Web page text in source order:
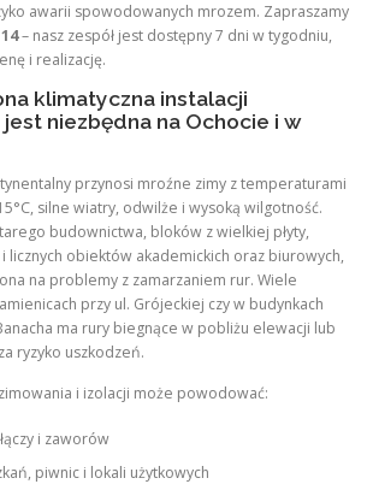
awarii spowodowanych mrozem. Zapraszamy
– nasz zespół jest dostępny 7 dni w tygodniu,
i realizację.
klimatyczna instalacji
niezbędna na Ochocie i w
przynosi mroźne zimy z temperaturami
silne wiatry, odwilże i wysoką wilgotność.
budownictwa, bloków z wielkiej płyty,
licznych obiektów akademickich oraz biurowych,
na problemy z zamarzaniem rur. Wiele
przy ul. Grójeckiej czy w budynkach
ma rury biegnące w pobliżu elewacji lub
ryzyko uszkodzeń.
i izolacji może powodować:
i zaworów
piwnic i lokali użytkowych